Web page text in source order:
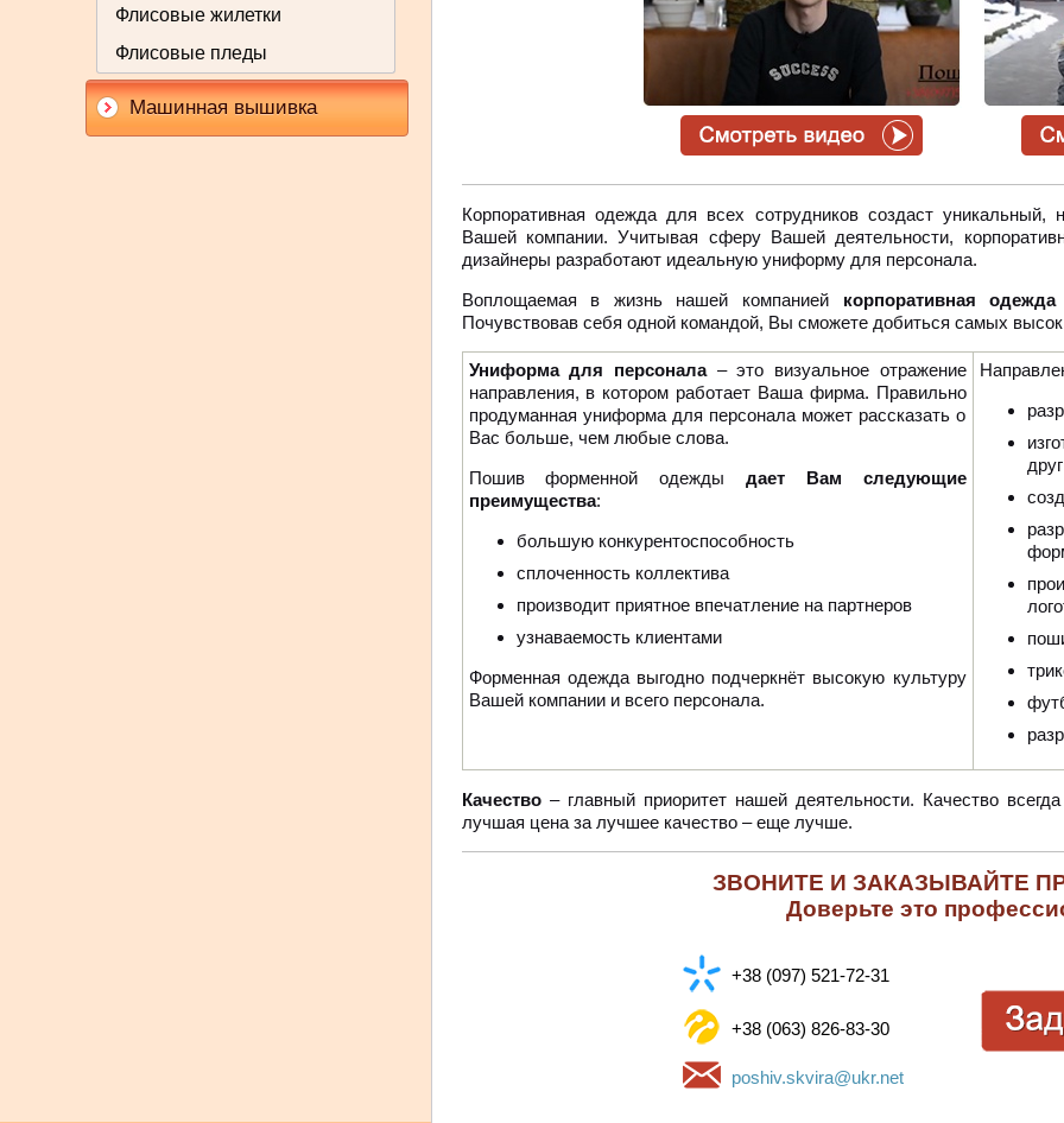
Флисовые жилетки
Флисовые пледы
Машинная вышивка
Корпоративная одежда для всех сотрудников создаст
Вашей компании. Учитывая сферу Вашей деятельности,
дизайнеры разработают идеальную униформу для персонала.
Воплощаемая в жизнь нашей компанией корпоративная одежда
Почувствовав себя одной командой, Вы сможете добиться самых
Униформа для персонала– это визуальное отражение
направления, в котором работает Ваша фирма. Правильно
продуманная униформа для персонала может рассказать о
Вас больше, чем любые слова.
Пошив форменной одежды дает Вам следующие
преимущества:
большую конкурентоспособность
сплоченность коллектива
производит приятное впечатление на партнеров
узнаваемость клиентами
Форменная одежда выгодно подчеркнёт высокую культуру
Вашей компании и всего персонала.
Качество– главный приоритет нашей деятельности. Качество
лучшая цена за лучшее качество – еще лучше.
ЗВОНИТЕ И ЗАКАЗЫВАЙТЕ
Доверьте это
+38 (097) 521-72-31
+38 (063) 826-83-30
poshiv.skvira@ukr.net